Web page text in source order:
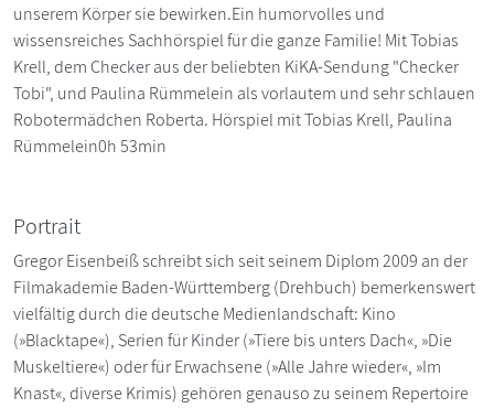
unserem Körper sie bewirken.Ein humorvolles und
wissensreiches Sachhörspiel für die ganze Familie! Mit Tobias
Krell, dem Checker aus der beliebten KiKA-Sendung "Checker
Tobi", und Paulina Rümmelein als vorlautem und sehr schlauen
Robotermädchen Roberta. Hörspiel mit Tobias Krell, Paulina
Rümmelein0h 53min
Portrait
Gregor Eisenbeiß schreibt sich seit seinem Diplom 2009 an der
Filmakademie Baden-Württemberg (Drehbuch) bemerkenswert
vielfältig durch die deutsche Medienlandschaft: Kino
(»Blacktape«), Serien für Kinder (»Tiere bis unters Dach«, »Die
Muskeltiere«) oder für Erwachsene (»Alle Jahre wieder«, »Im
Knast«, diverse Krimis) gehören genauso zu seinem Repertoire